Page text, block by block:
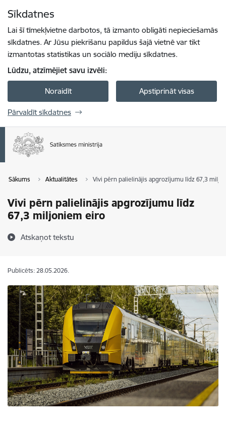
Sīkdatnes
Lai šī tīmekļvietne darbotos, tā izmanto obligāti nepieciešamās
sīkdatnes. Ar Jūsu piekrišanu papildus šajā vietnē var tikt
izmantotas statistikas un sociālo mediju sīkdatnes.
Lūdzu, atzīmējiet savu izvēli:
Noraidīt Apstiprināt visas
Pārvaldīt sīkdatnes
Sākums Aktualitātes Vivi pērn palielinājis apgrozījumu līdz 67,3
Vivi pērn palielinājis apgrozījumu līdz
67,3 miljoniem eiro
Atskaņot tekstu
Publicēts: 28.05.2026.